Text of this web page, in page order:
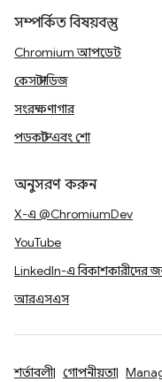
সম্পর্কিত বিষয়বস্তু
Chromium আপডেট
কেস স্টাডিজ
সংরক্ষণাগার
পডকাস্ট এবং শো
অনুসরণ করুন
X-এ @ChromiumDev
YouTube
LinkedIn-এ বিকাশকারীদের
আরএসএস
শর্তাবলী গোপনীয়তা